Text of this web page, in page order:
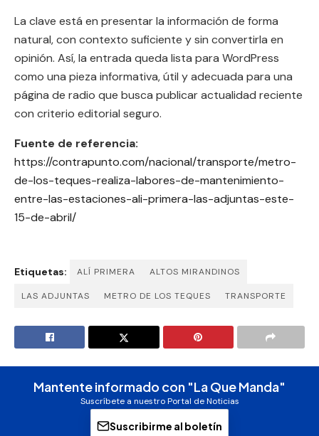
La clave está en presentar la información de forma
natural, con contexto suficiente y sin convertirla en
opinión. Así, la entrada queda lista para WordPress
como una pieza informativa, útil y adecuada para una
página de radio que busca publicar actualidad reciente
con criterio editorial seguro.
Fuente de referencia:
https://contrapunto.com/nacional/transporte/metro-
de-los-teques-realiza-labores-de-mantenimiento-
entre-las-estaciones-ali-primera-las-adjuntas-este-
15-de-abril/
Etiquetas: ALÍ PRIMERA ALTOS MIRANDINOS
LAS ADJUNTAS METRO DE LOS TEQUES TRANSPORTE
Mantente informado con "La Que Manda"
Suscríbete a nuestro Portal de Noticias
Suscribirme al boletín